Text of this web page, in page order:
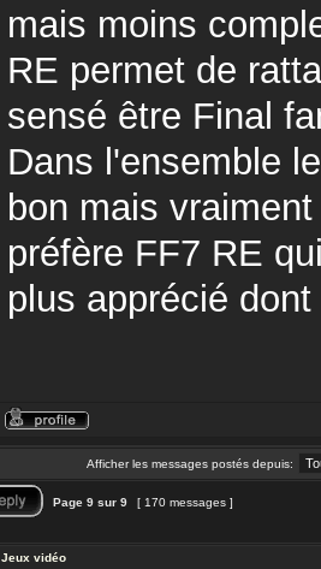
mais moins
RE permet de
sensé être Final
Dans l'ensemble
bon mais
préfère FF7 RE
plus apprécié
Afficher les messages postés depuis:
Page 9 sur 9 [ 170 messages ]
Jeux vidéo